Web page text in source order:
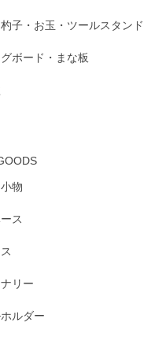
子・お玉・ツールスタンド
ボード・まな板
物
ス
リー
ルダー